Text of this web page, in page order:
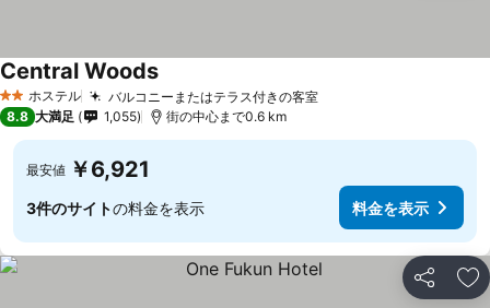
2 ホテルのランク
ホステル バルコニーまたはテラス付きの客室料金を表示
Central Woods料金を表示
8.8 大満足 1,055 街の中心まで0.6 km
最安値 ￥6,921
3件のサイトの料金を表示 料金を表示
シェア お